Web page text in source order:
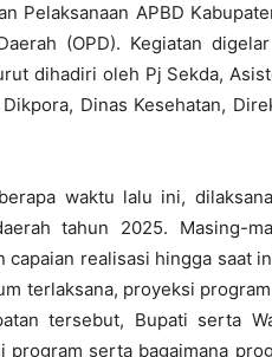
Pelaksanaan APBD
(OPD). Kegiatan
dihadiri oleh Pj Sekda,
Dinas Kesehatan,
waktu lalu ini,
tahun 2025. Masing-
realisasi hingga saat
terlaksana, proyeksi
tersebut, Bupati serta
program serta bagaimana